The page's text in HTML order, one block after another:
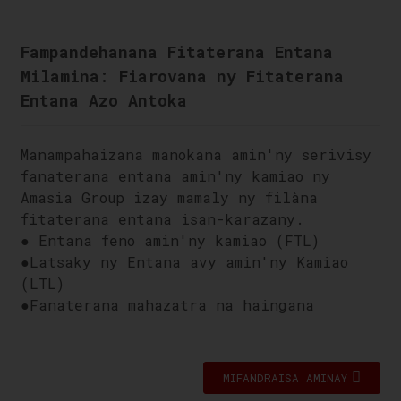
Fampandehanana Fitaterana Entana
Milamina: Fiarovana ny Fitaterana
Entana Azo Antoka
Manampahaizana manokana amin'ny serivisy
fanaterana entana amin'ny kamiao ny
Amasia Group izay mamaly ny filàna
fitaterana entana isan-karazany.
● Entana feno amin'ny kamiao (FTL)
●Latsaky ny Entana avy amin'ny Kamiao
(LTL)
●Fanaterana mahazatra na haingana
MIFANDRAISA AMINAY